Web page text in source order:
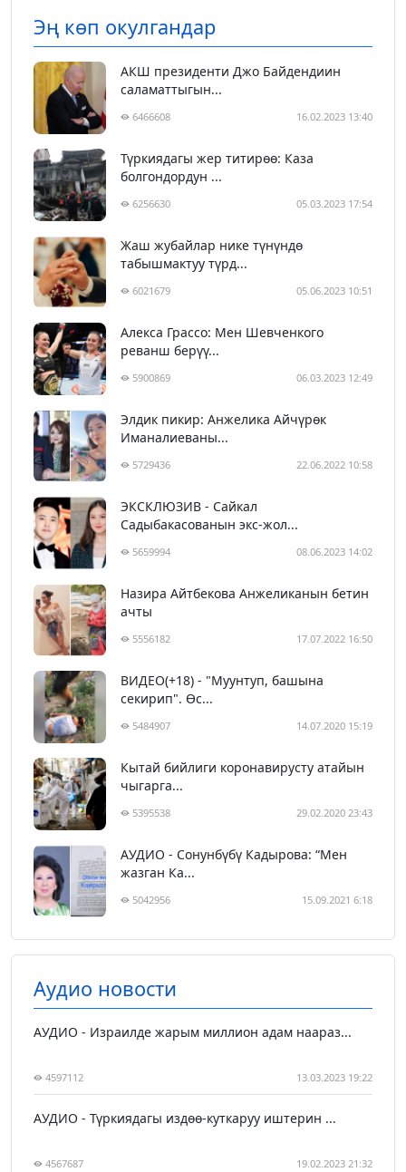
Эң көп окулгандар
АКШ президенти Джо Байдендиин
саламаттыгын...
6466608 16.02.2023 13:40
Түркиядагы жер титирөө: Каза
болгондордун ...
6256630 05.03.2023 17:54
Жаш жубайлар нике түнүндө
табышмактуу түрд...
6021679 05.06.2023 10:51
Алекса Грассо: Мен Шевченкого
реванш берүү...
5900869 06.03.2023 12:49
Элдик пикир: Анжелика Айчүрөк
Иманалиеваны...
5729436 22.06.2022 10:58
ЭКСКЛЮЗИВ - Сайкал
Садыбакасованын экс-жол...
5659994 08.06.2023 14:02
Назира Айтбекова Анжеликанын бетин
ачты
5556182 17.07.2022 16:50
ВИДЕО(+18) - "Муунтуп, башына
секирип". Өс...
5484907 14.07.2020 15:19
Кытай бийлиги коронавирусту атайын
чыгарга...
5395538 29.02.2020 23:43
АУДИО - Сонунбүбү Кадырова: “Мен
жазган Ка...
5042956 15.09.2021 6:18
Аудио новости
АУДИО - Израилде жарым миллион адам наараз...
4597112 13.03.2023 19:22
АУДИО - Түркиядагы издөө-куткаруу иштерин ...
4567687 19.02.2023 21:32